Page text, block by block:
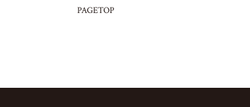
PAGETOP